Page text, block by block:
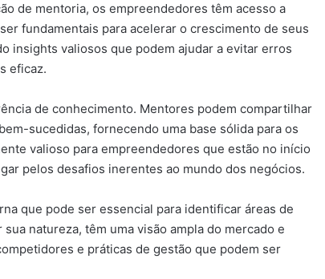
de mentoria, os empreendedores têm acesso a
fundamentais para acelerar o crescimento de seus
insights valiosos que podem ajudar a evitar erros
eficaz.
de conhecimento. Mentores podem compartilhar
sucedidas, fornecendo uma base sólida para os
valioso para empreendedores que estão no início
pelos desafios inerentes ao mundo dos negócios.
que pode ser essencial para identificar áreas de
natureza, têm uma visão ampla do mercado e
e práticas de gestão que podem ser